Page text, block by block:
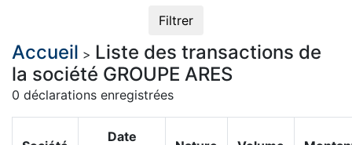
Filtrer
Accueil > Liste des transactions de
la société GROUPE ARES
0 déclarations enregistrées
Date